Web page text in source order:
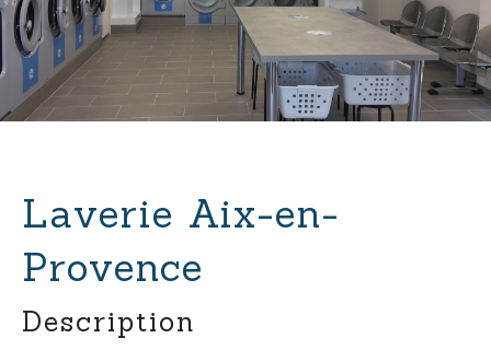
Laverie Aix-en-
Provence
Description